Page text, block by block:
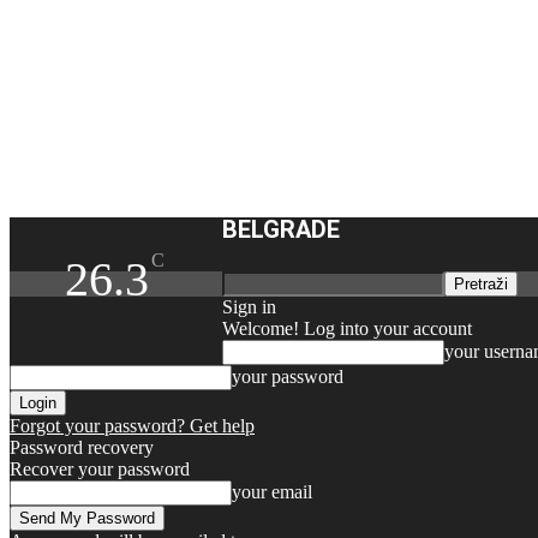
26.3C
BELGRADE
Sign in
Welcome! Log into your account
your
your password
Forgot your password? Get help
Password recovery
Recover your password
your email